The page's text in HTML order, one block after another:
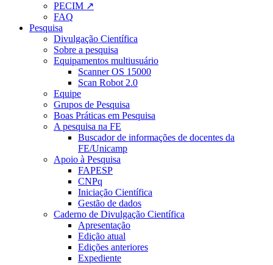
PECIM ↗
FAQ
Pesquisa
Divulgação Científica
Sobre a pesquisa
Equipamentos multiusuário
Scanner OS 15000
Scan Robot 2.0
Equipe
Grupos de Pesquisa
Boas Práticas em Pesquisa
A pesquisa na FE
Buscador de informações de docentes da
FE/Unicamp
Apoio à Pesquisa
FAPESP
CNPq
Iniciação Científica
Gestão de dados
Caderno de Divulgação Científica
Apresentação
Edição atual
Edições anteriores
Expediente